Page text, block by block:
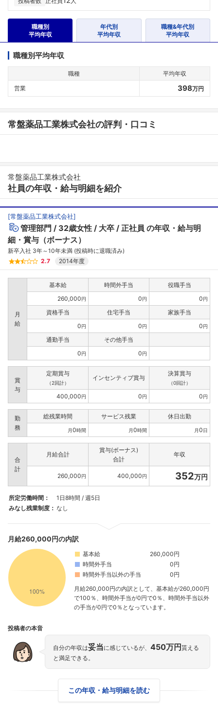
職種別
平均年収
年代別
平均年収
職種&年代別
平均年収
職種別平均年収
職種
平均年収
営業
398万円
常盤薬品工業株式会社の評判・口コミ
常盤薬品工業株式会社
社員の年収・給与明細を紹介
[常盤薬品工業株式会社]
管理部門 32歳女性 大卒 正社員 の年収・給与明
細・賞与（ボーナス）
新卒入社 3年～10年未満 (投稿時に退職済み)
2.7
2014年度
月
給
基本給 時間外手当
役職手当
260,000円 0円 0円
資格手当 住宅手当
家族手当
0円 0円 0円
通勤手当
その他手当
0円 0円
賞
与
定期賞与
（2回計）
インセンティブ賞与
決算賞与
（0回計）
400,000円 0円 0円
勤
務
総残業時間 サービス残業 休日出勤
月0時間 月0時間 月0日
合
計
月給合計
賞与(ボーナス)
合計
年収
260,000円 400,000円 352万円
所定労働時間：
1日8時間 / 週5日
みなし残業制度： なし
月給260,000円の内訳
基本給
260,000円
時間外手当
0円
時間外手当以外の手当
0円
月給260,000円の内訳として、基本給が260,000円
で100％、時間外手当が0円で0％、時間外手当以外
の手当が0円で0％となっています。
投稿者の本音
自分の年収は妥当に感じているが、 450万円 貰える
と満足できる。
この年収・給与明細を読む